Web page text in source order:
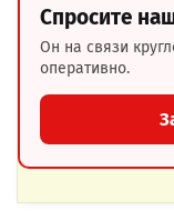
Спросите
Он на связи
оперативно.